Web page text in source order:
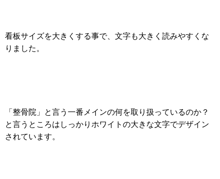
看板サイズを大きくする事で、文字も大きく読みやすくな
りました。
「整骨院」と言う一番メインの何を取り扱っているのか？
と言うところはしっかりホワイトの大きな文字でデザイン
されています。